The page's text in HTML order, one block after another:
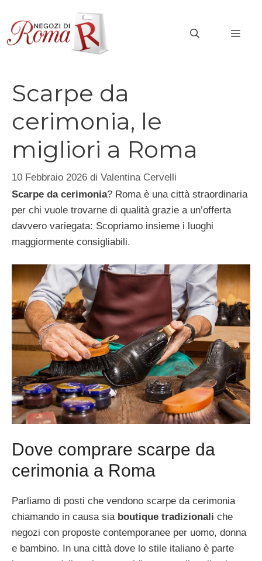
contenuto
Scarpe da
cerimonia, le
migliori a Roma
10 Febbraio 2026 di Valentina Cervelli
Scarpe da cerimonia? Roma è una città straordinaria
per chi vuole trovarne di qualità grazie a un’offerta
davvero variegata: Scopriamo insieme i luoghi
maggiormente consigliabili.
Dove comprare scarpe da
cerimonia a Roma
Parliamo di posti che vendono scarpe da cerimonia
chiamando in causa sia boutique tradizionali che
negozi con proposte contemporanee per uomo, donna
e bambino. In una città dove lo stile italiano è parte